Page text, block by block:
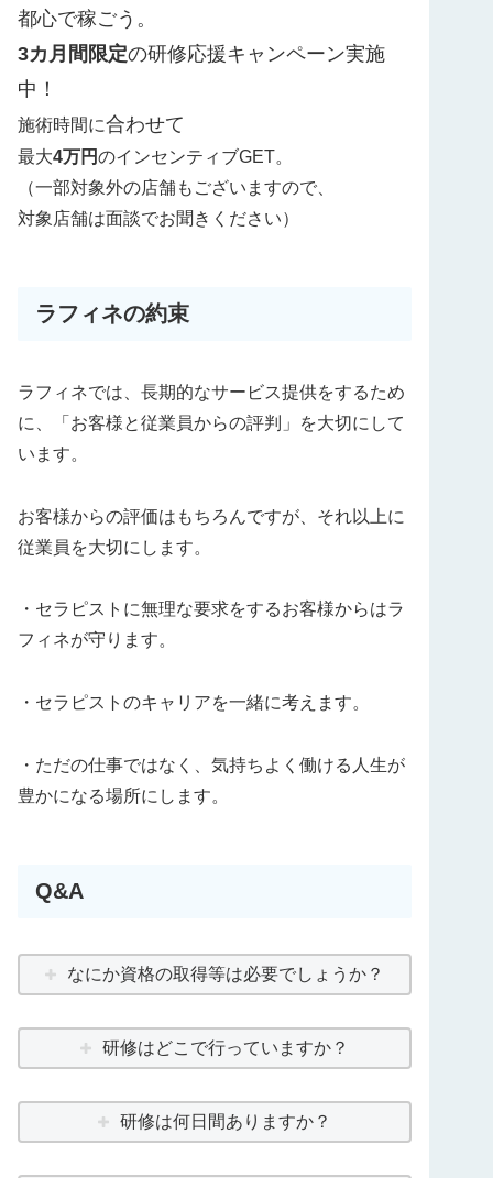
都心で稼ごう。
3カ月間限定の研修応援キャンペーン実施
中！
施術時間に合わせて
最大4万円のインセンティブGET。
（一部対象外の店舗もございますので、
対象店舗は面談でお聞きください）
ラフィネの約束
ラフィネでは、長期的なサービス提供をするため
に、「お客様と従業員からの評判」を大切にして
います。
お客様からの評価はもちろんですが、それ以上に
従業員を大切にします。
・セラピストに無理な要求をするお客様からはラ
フィネが守ります。
・セラピストのキャリアを一緒に考えます。
・ただの仕事ではなく、気持ちよく働ける人生が
豊かになる場所にします。
Q&A
なにか資格の取得等は必要でしょうか？
研修はどこで行っていますか？
研修は何日間ありますか？